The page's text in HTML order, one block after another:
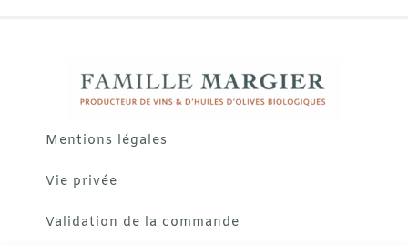
Mentions légales
Vie privée
Validation de la commande